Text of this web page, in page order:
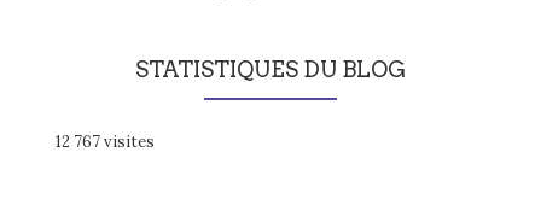
STATISTIQUES DU BLOG
12 767 visites